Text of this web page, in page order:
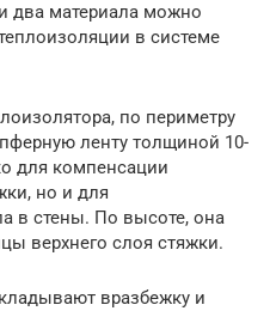
два материала можно
в системе
по периметру
ленту толщиной 10-
для компенсации
но и для
в стены. По высоте, она
верхнего слоя стяжки.
вразбежку и